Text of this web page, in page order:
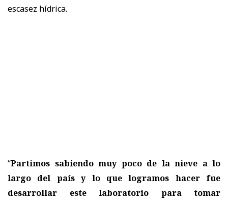
escasez hídrica.
“Partimos sabiendo muy poco de la nieve a lo
largo del país y lo que logramos hacer fue
desarrollar este laboratorio para tomar